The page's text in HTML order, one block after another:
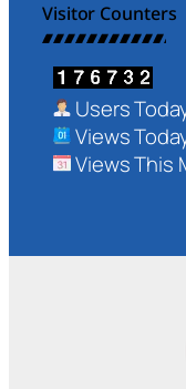
Visitor Counters
Users
Views
Views This